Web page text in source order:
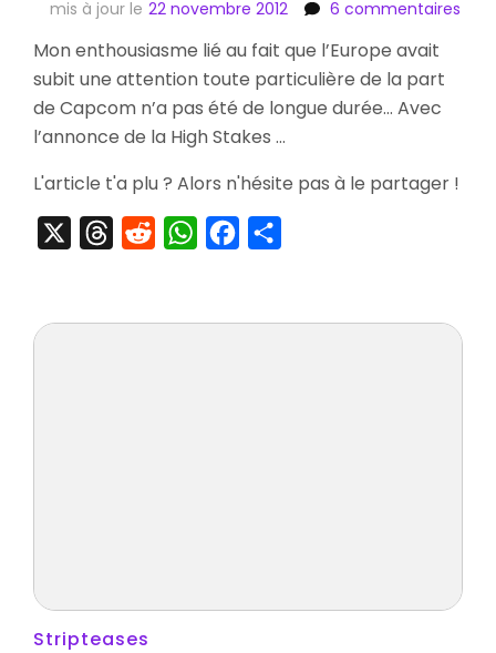
mis à jour le 22 novembre 2012 6 commentaires
Mon enthousiasme lié au fait que l’Europe avait
subit une attention toute particulière de la part
de Capcom n’a pas été de longue durée… Avec
l’annonce de la High Stakes …
L'article t'a plu ? Alors n'hésite pas à le partager !
ThreadsRedditWhatsAppFacebook
Stripteases